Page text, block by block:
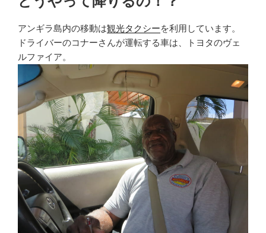
アンギラ島内の移動は観光タクシーを利用しています。
ドライバーのコナーさんが運転する車は、トヨタのヴェ
ルファイア。